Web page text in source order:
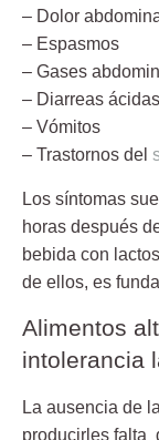
– Dolor
– Espasmos
– Gases
– Diarreas ácidas
– Vómitos
– Trastornos del
Los síntomas
horas después
bebida con
de ellos, es
Alimentos
intolerancia
La ausencia de
producirles falta